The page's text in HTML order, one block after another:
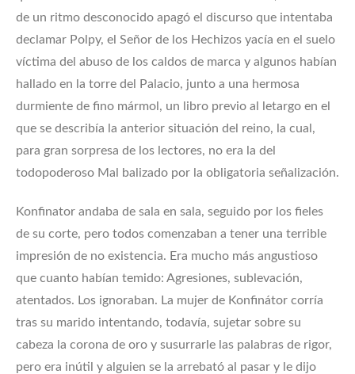
de un ritmo desconocido apagó el discurso que intentaba
declamar Polpy, el Señor de los Hechizos yacía en el suelo
víctima del abuso de los caldos de marca y algunos habían
hallado en la torre del Palacio, junto a una hermosa
durmiente de fino mármol, un libro previo al letargo en el
que se describía la anterior situación del reino, la cual,
para gran sorpresa de los lectores, no era la del
todopoderoso Mal balizado por la obligatoria señalización.
Konfinator andaba de sala en sala, seguido por los fieles
de su corte, pero todos comenzaban a tener una terrible
impresión de no existencia. Era mucho más angustioso
que cuanto habían temido: Agresiones, sublevación,
atentados. Los ignoraban. La mujer de Konfinátor corría
tras su marido intentando, todavía, sujetar sobre su
cabeza la corona de oro y susurrarle las palabras de rigor,
pero era inútil y alguien se la arrebató al pasar y le dijo